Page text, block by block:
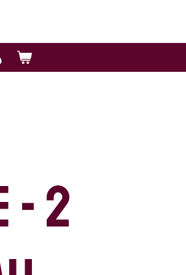
2